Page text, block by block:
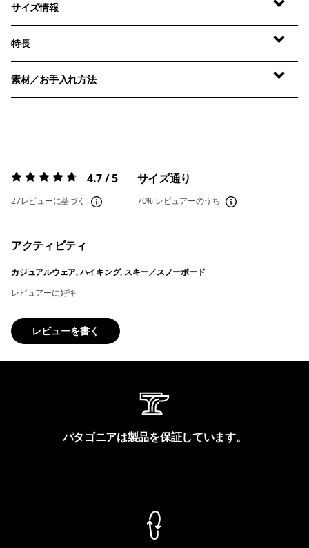
サイズ情報
特長
素材／お手入れ方法
評価:4.7 / 5 4.7 / 5
27レビューに基づく
サイズ通り
70% レビュアーのうち
アクティビティ
カジュアルウェア, ハイキング, スキー／スノーボード
レビュアーに好評
レビューを書く
パタゴニアは製品を保証しています。